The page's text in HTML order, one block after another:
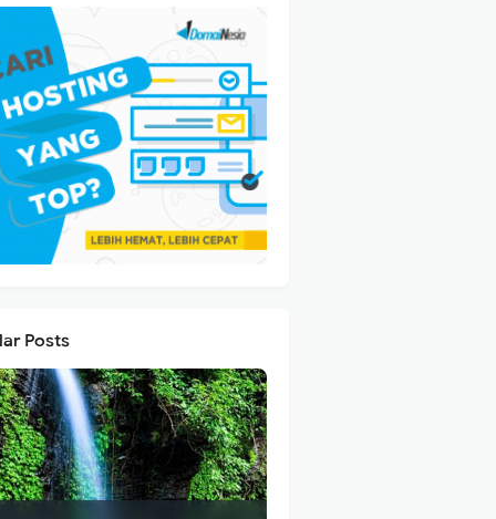
Posts